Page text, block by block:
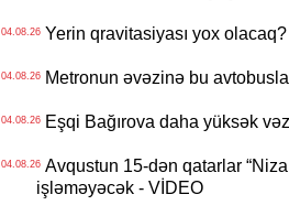
04.08.26Yerin qravitasiyası yox
04.08.26Metronun əvəzinə bu
04.08.26Eşqi Bağırova daha yüksək
04.08.26Avqustun 15-dən qatarlar
işləməyəcək - VİDEO